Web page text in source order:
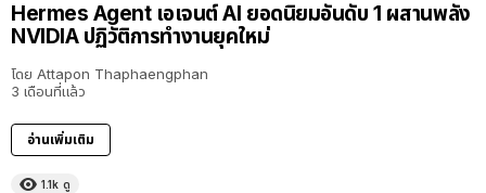
Hermes Agent เอเจนต์ AI ยอดนิยมอันดับ 1 ผสานพลัง
NVIDIA ปฏิวัติการทำงานยุคใหม่
โดย Attapon Thaphaengphan
3 เดือนที่แล้ว
อ่านเพิ่มเติม
1.1k ดู